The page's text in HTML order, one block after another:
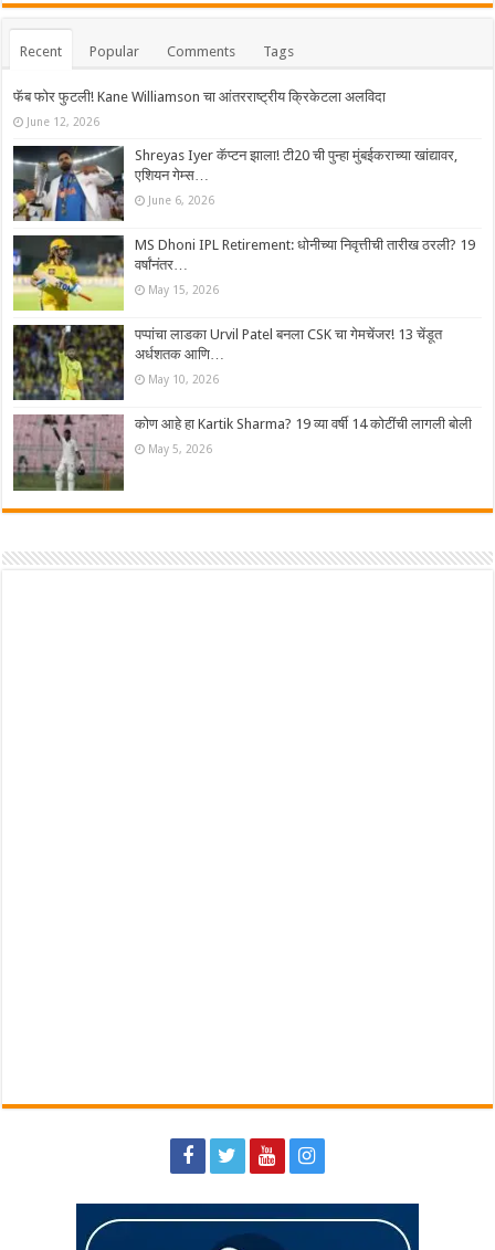
Recent Popular Comments Tags
फॅब फोर फुटली! Kane Williamson चा आंतरराष्ट्रीय क्रिकेटला अलविदा
June 12, 2026
Shreyas Iyer कॅप्टन झाला! टी20 ची पुन्हा मुंबईकराच्या खांद्यावर,
एशियन गेम्स…
June 6, 2026
MS Dhoni IPL Retirement: धोनीच्या निवृत्तीची तारीख ठरली? 19
वर्षांनंतर…
May 15, 2026
पप्पांचा लाडका Urvil Patel बनला CSK चा गेमचेंजर! 13 चेंडूत
अर्धशतक आणि…
May 10, 2026
कोण आहे हा Kartik Sharma? 19 व्या वर्षी 14 कोटींची लागली बोली
May 5, 2026